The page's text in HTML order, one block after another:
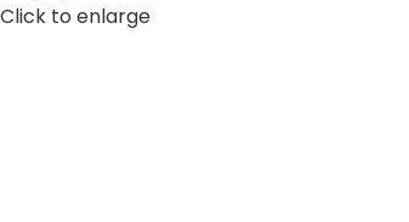
Click to enlarge